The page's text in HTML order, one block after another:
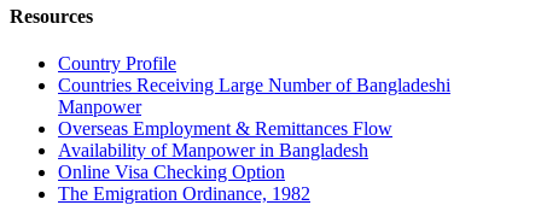
Resources
Country Profile
Countries Receiving Large Number of Bangladeshi
Manpower
Overseas Employment & Remittances Flow
Availability of Manpower in Bangladesh
Online Visa Checking Option
The Emigration Ordinance, 1982